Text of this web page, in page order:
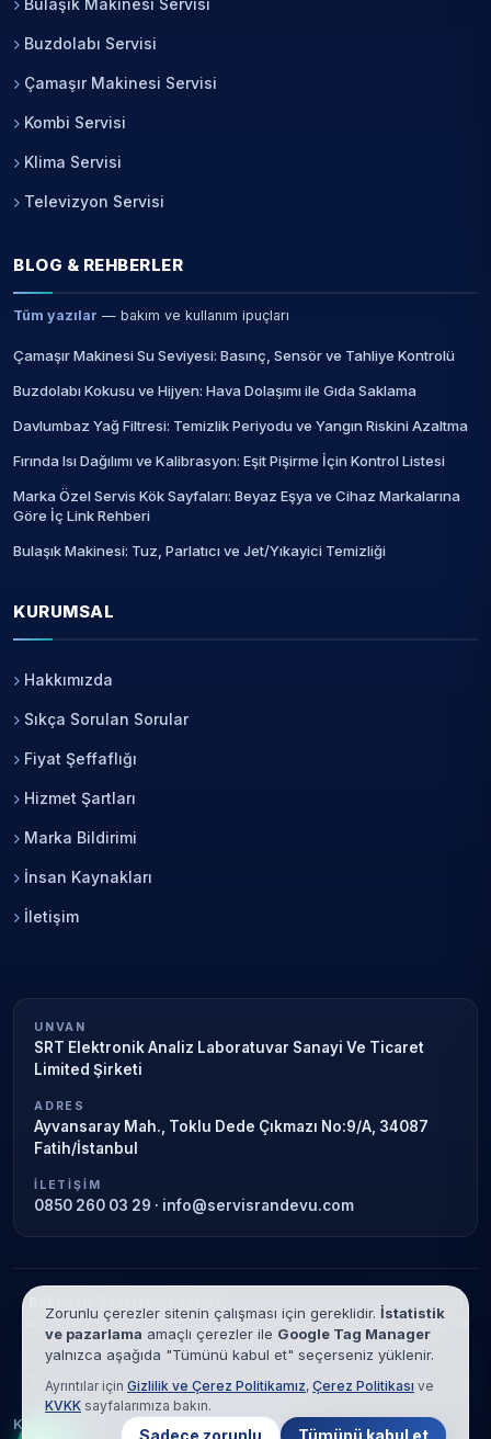
Bulaşık Makinesi Servisi
Buzdolabı Servisi
Çamaşır Makinesi Servisi
Kombi Servisi
Klima Servisi
Televizyon Servisi
BLOG & REHBERLER
Tüm yazılar — bakım ve kullanım ipuçları
Çamaşır Makinesi Su Seviyesi: Basınç, Sensör ve Tahliye Kontrolü
Buzdolabı Kokusu ve Hijyen: Hava Dolaşımı ile Gıda Saklama
Davlumbaz Yağ Filtresi: Temizlik Periyodu ve Yangın Riskini Azaltma
Fırında Isı Dağılımı ve Kalibrasyon: Eşit Pişirme İçin Kontrol Listesi
Marka Özel Servis Kök Sayfaları: Beyaz Eşya ve Cihaz Markalarına
Göre İç Link Rehberi
Bulaşık Makinesi: Tuz, Parlatıcı ve Jet/Yıkayici Temizliği
KURUMSAL
Hakkımızda
Sıkça Sorulan Sorular
Fiyat Şeffaflığı
Hizmet Şartları
Marka Bildirimi
İnsan Kaynakları
İletişim
UNVAN
SRT Elektronik Analiz Laboratuvar Sanayi Ve Ticaret
Limited Şirketi
ADRES
Ayvansaray Mah., Toklu Dede Çıkmazı No:9/A, 34087
Fatih/İstanbul
İLETIŞIM
0850 260 03 29 · info@servisrandevu.com
Garanti süresi sona ermiş veya özel
servis kapsamındaki cihazlar için hizmet verilir. Marka adları yalnızca
tanımlama amaçlıdır; yetkili servis ilişkisi bulunmamaktadır.
© 2026 SRT Elektronik Analiz Laboratuvar Sanayi Ve Ticaret Limited
Şirketi. Tüm hakları saklıdır.
KVKK
Çerez Politikası Hizmet Şartları
Zorunlu çerezler sitenin çalışması için gereklidir. İstatistik
ve pazarlama amaçlı çerezler ile Google Tag Manager
yalnızca aşağıda "Tümünü kabul et" seçerseniz yüklenir.
Ayrıntılar için Gizlilik ve Çerez Politikamız, Çerez Politikası ve
KVKK sayfalarımıza bakın.
Sadece zorunlu Tümünü kabul et